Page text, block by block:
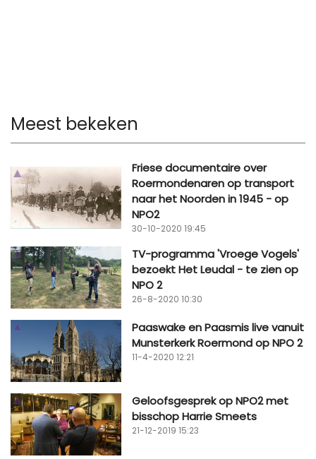
Meest bekeken
Friese documentaire over
Roermondenaren op transport
naar het Noorden in 1945 - op
NPO2
30-10-2020 19:45
TV-programma 'Vroege Vogels'
bezoekt Het Leudal - te zien op
NPO 2
26-8-2020 10:30
Paaswake en Paasmis live vanuit
Munsterkerk Roermond op NPO 2
11-4-2020 12:21
Geloofsgesprek op NPO2 met
bisschop Harrie Smeets
21-12-2019 15:23